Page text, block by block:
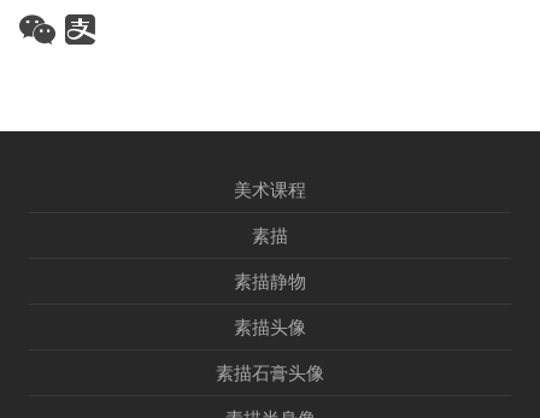
美术课程
素描
素描静物
素描头像
素描石膏头像